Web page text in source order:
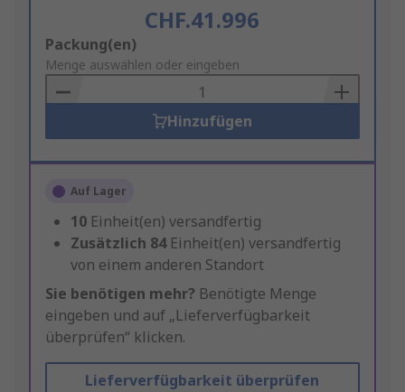
CHF.41.996
Add
to
Basket
Packung(en)
Menge auswählen oder eingeben
Hinzufügen
Auf Lager
10 Einheit(en) versandfertig
Zusätzlich 84 Einheit(en) versandfertig
von einem anderen Standort
Sie benötigen mehr? Benötigte Menge
eingeben und auf „Lieferverfügbarkeit
überprüfen“ klicken.
Lieferverfügbarkeit überprüfen